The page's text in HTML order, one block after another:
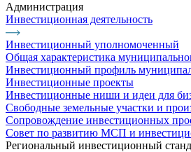
Администрация
Инвестиционная деятельность
Инвестиционный уполномоченный
Общая характеристика
Инвестиционный профиль
Инвестиционные проекты
Инвестиционные ниши и идеи для
Свободные земельные участки и
Сопровождение инвестиционных
Совет по развитию МСП и
Региональный инвестиционный